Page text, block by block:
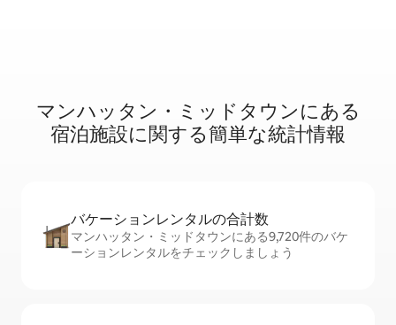
マンハッタン・ミッドタウンに⁠あ⁠る
宿⁠泊⁠施⁠設⁠に関⁠す⁠る簡⁠単⁠な統⁠計⁠情⁠報
バケーションレ⁠ン⁠タ⁠ル⁠の合⁠計⁠数
マンハッタン・ミッドタウンにある9,720件のバケ
ーションレンタルをチェックしましょう